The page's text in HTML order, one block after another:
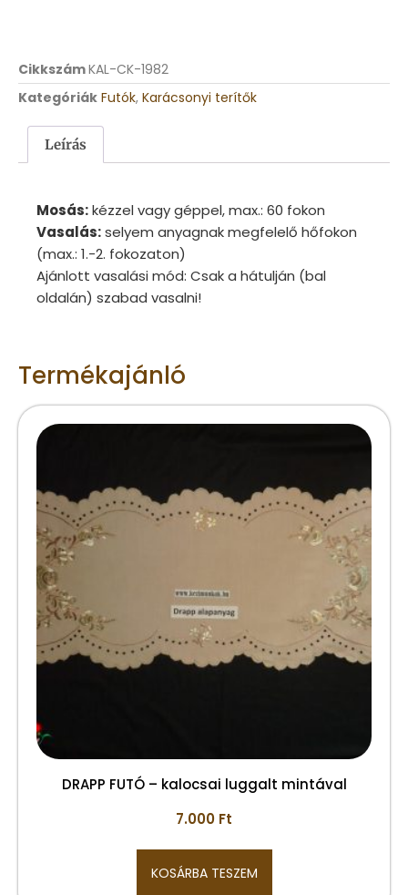
CikkszámKAL-CK-1982
Kategóriák Futók, Karácsonyi terítők
Leírás
Mosás:kézzel vagy géppel, max.: 60 fokon
Vasalás:selyem anyagnak megfelelő hőfokon
(max.: 1.-2. fokozaton)
Ajánlott vasalási mód: Csak a hátulján (bal
oldalán) szabad vasalni!
Termékajánló
DRAPP FUTÓ – kalocsai luggalt mintával
7.000 Ft
KOSÁRBA TESZEM